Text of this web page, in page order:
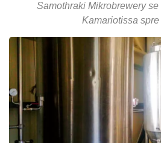
Samothraki Mikrobrewery
Kamariotissa spre